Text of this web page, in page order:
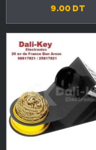
9.00 DT